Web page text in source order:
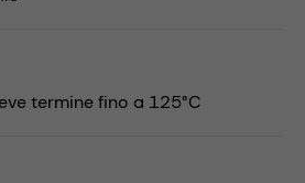
termine fino a 125°C